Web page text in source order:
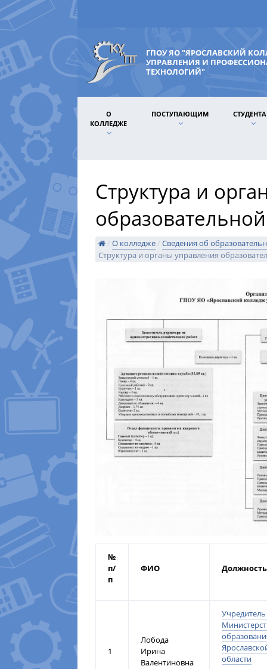
ГПОУ ЯО "ЯРОСЛАВСКИЙ
УПРАВЛЕНИЯ И
ТЕХНОЛОГИЙ"
О
КОЛЛЕДЖЕ
ПОСТУПАЮЩИМ
Структура и
/ О колледже / Сведения об
Структура и органы управления
№
п/
п
ФИО Должность
1
Лобода
Ирина
Валентиновна
области